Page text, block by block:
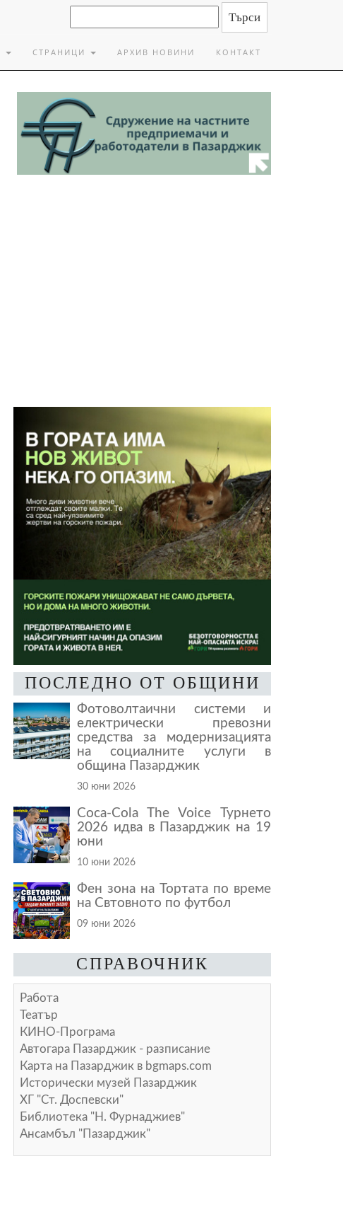
СТРАНИЦИ АРХИВ НОВИНИ КОНТАКТ
ПОСЛЕДНО ОТ ОБЩИНИ
Фотоволтаични системи и
електрически превозни
средства за модернизацията
на социалните услуги в
община Пазарджик
30 юни 2026
Coca-Cola The Voice Турнето
2026 идва в Пазарджик на 19
юни
10 юни 2026
Фен зона на Тортата по време
на Свтовното по футбол
09 юни 2026
СПРАВОЧНИК
Работа
Театър
КИНО-Програма
Автогара Пазарджик - разписание
Карта на Пазарджик в bgmaps.com
Исторически музей Пазарджик
ХГ "Ст. Доспевски"
Библиотека "Н. Фурнаджиев"
Ансамбъл "Пазарджик"